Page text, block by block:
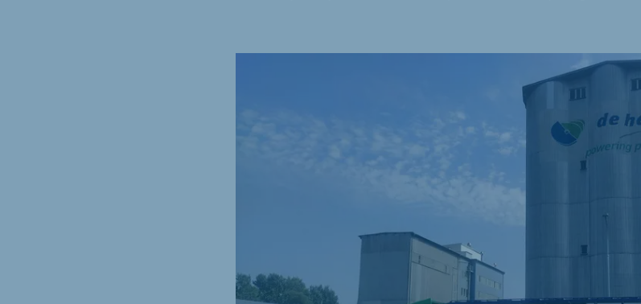
Indonesia
Indonesian
South Africa Ghana